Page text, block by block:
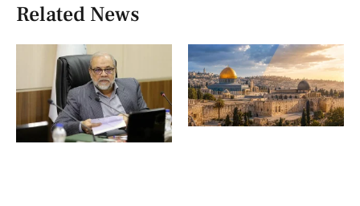
Related News